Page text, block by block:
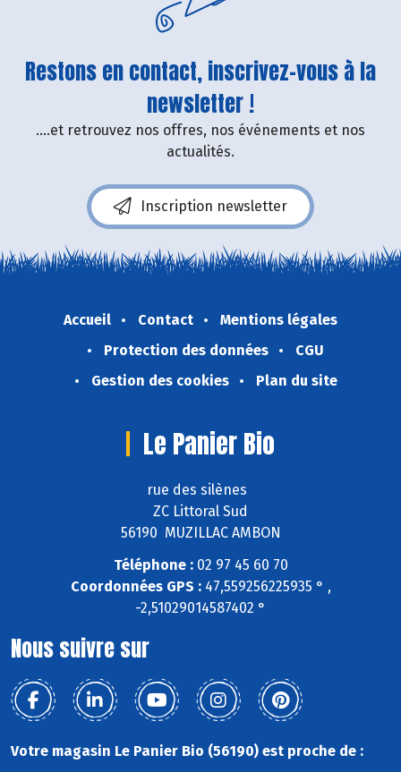
Restons en contact, inscrivez-vous à la
newsletter !
....et retrouvez nos offres, nos événements et nos
actualités.
Inscription newsletter
Accueil Contact
Mentions légales
Protection des données
CGU
Gestion des cookies
Plan du site
Le Panier Bio
rue des silènes
ZC Littoral Sud
56190 MUZILLAC AMBON
Téléphone :02 97 45 60 70
Coordonnées GPS :47,559256225935 ° ,
-2,51029014587402 °
Nous suivre sur
Votre magasin Le Panier Bio (56190) est proche de :